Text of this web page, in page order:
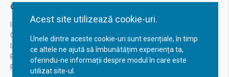
Acest site utilizează cookie-uri.
Unele dintre aceste cookie-uri sunt esențiale, în timp
ce altele ne ajută să îmbunătățim experiența ta,
oferindu-ne informații despre modul în care este
utilizat site-ul.
Contul Meu
Inregistrare
Contul meu
Istoric comenzi
Recuperare parola
Returnare produs